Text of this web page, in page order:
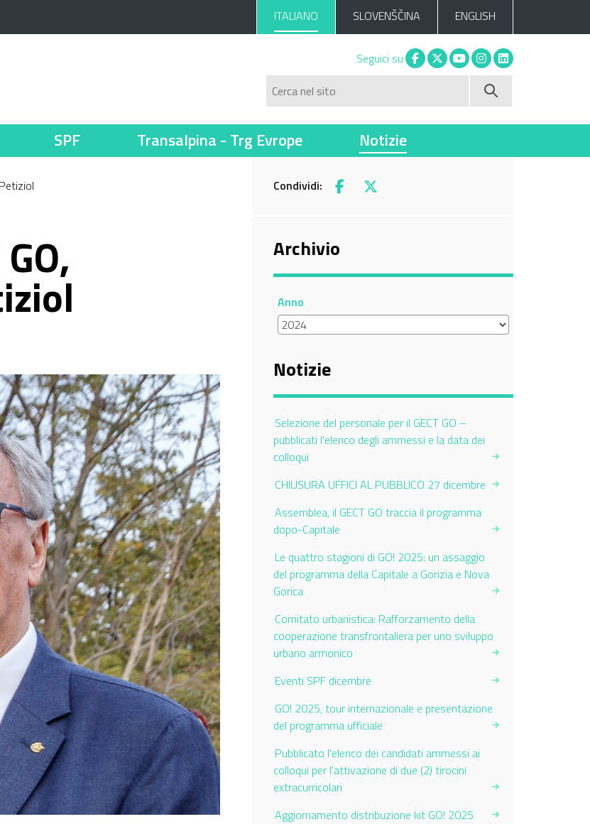
ITALIANO SLOVENŠČINA ENGLISH
Seguici su Facebook
X You tubeInstagram
Linkedin
SPF Transalpina - Trg Evrope Notizie
Condividi: Facebook
X
Archivio
Anno
Notizie
Selezione del personale per il GECT GO –
pubblicati l'elenco degli ammessi e la data dei
colloqui
CHIUSURA UFFICI AL PUBBLICO 27 dicembre
Assemblea, il GECT GO traccia il programma
dopo-Capitale
Le quattro stagioni di GO! 2025: un assaggio
del programma della Capitale a Gorizia e Nova
Gorica
Comitato urbanistica: Rafforzamento della
cooperazione transfrontaliera per uno sviluppo
urbano armonico
Eventi SPF dicembre
GO! 2025, tour internazionale e presentazione
del programma ufficiale
Pubblicato l'elenco dei candidati ammessi ai
colloqui per l'attivazione di due (2) tirocini
extracurricolari
Aggiornamento distribuzione kit GO! 2025